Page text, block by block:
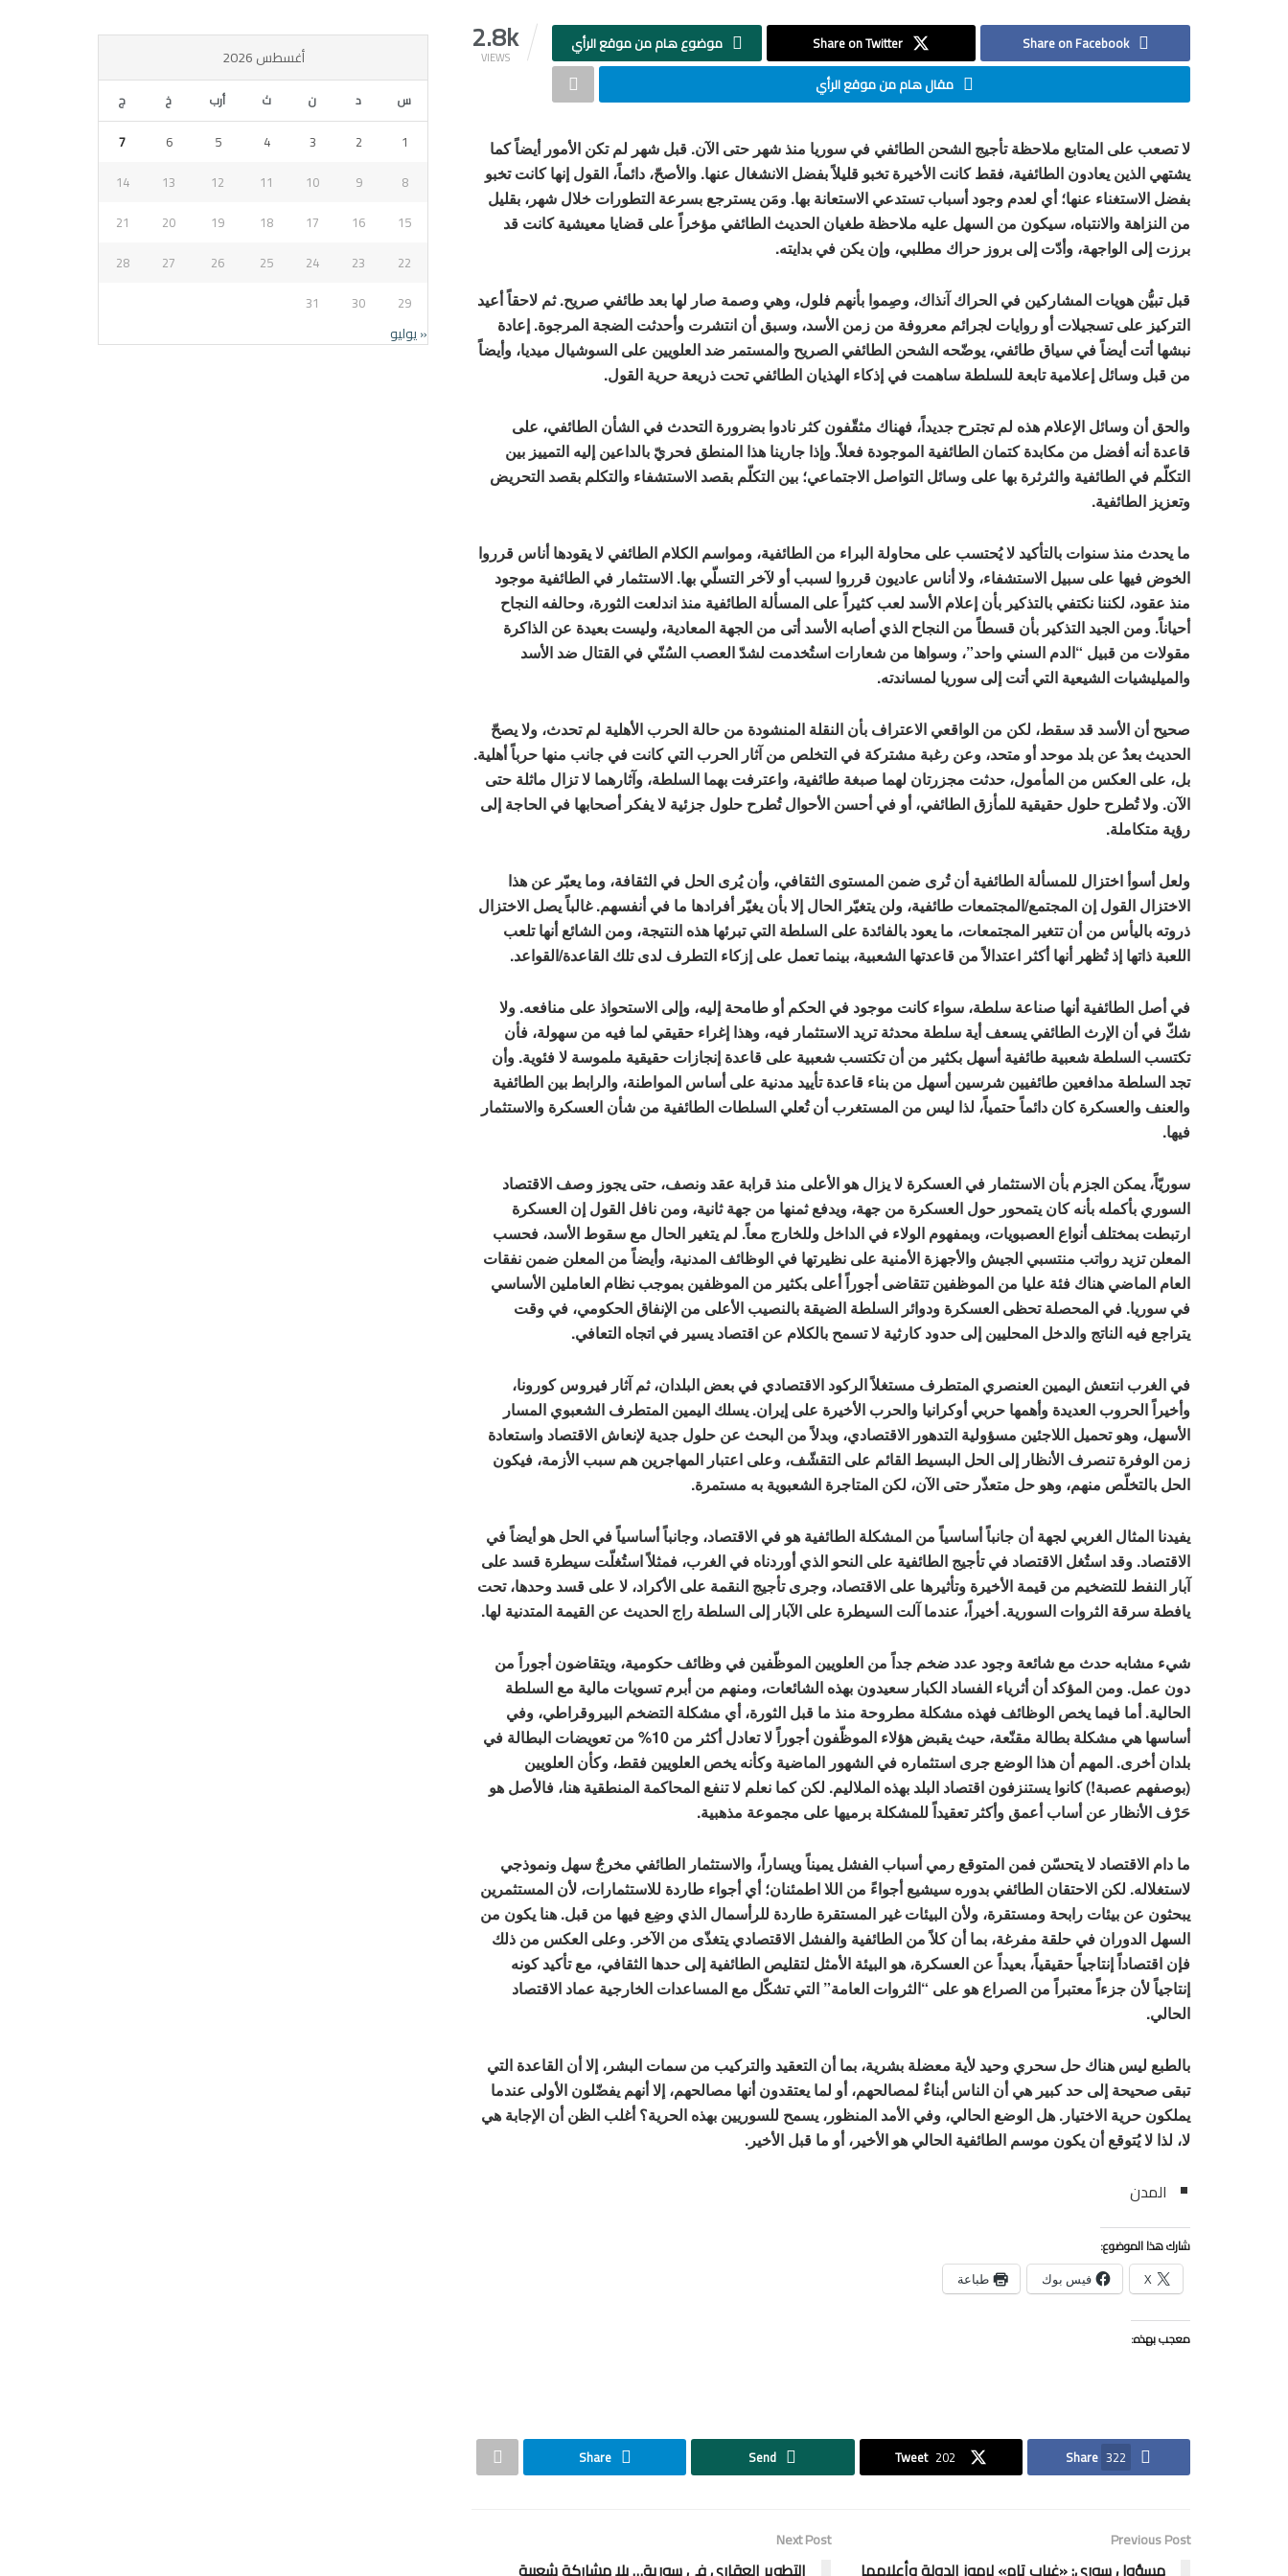
2.8k
VIEWS
Share on Facebook
Share on Twitter
موضوع هام من موقع الرأي
مقال هام من موقع الرأي
لا تصعب على المتابع ملاحظة تأجيج الشحن الطائفي في سوريا منذ شهر حتى الآن. قبل شهر لم تكن الأمور أيضاً كما
يشتهي الذين يعادون الطائفية، فقط كانت الأخيرة تخبو قليلاً بفضل الانشغال عنها. والأصحّ، دائماً، القول إنها كانت تخبو
بفضل الاستغناء عنها؛ أي لعدم وجود أسباب تستدعي الاستعانة بها. ومَن يسترجع بسرعة التطورات خلال شهر، بقليل
من النزاهة والانتباه، سيكون من السهل عليه ملاحظة طغيان الحديث الطائفي مؤخراً على قضايا معيشية كانت قد
برزت إلى الواجهة، وأدّت إلى بروز حراك مطلبي، وإن يكن في بدايته.
قبل تبيُّن هويات المشاركين في الحراك آنذاك، وصِموا بأنهم فلول، وهي وصمة صار لها بعد طائفي صريح. ثم لاحقاً أعيد
التركيز على تسجيلات أو روايات لجرائم معروفة من زمن الأسد، وسبق أن انتشرت وأحدثت الضجة المرجوة. إعادة
نبشها أتت أيضاً في سياق طائفي، يوضّحه الشحن الطائفي الصريح والمستمر ضد العلويين على السوشيال ميديا، وأيضاً
من قبل وسائل إعلامية تابعة للسلطة ساهمت في إذكاء الهذيان الطائفي تحت ذريعة حرية القول.
والحق أن وسائل الإعلام هذه لم تجترح جديداً، فهناك مثقّفون كثر نادوا بضرورة التحدث في الشأن الطائفي، على
قاعدة أنه أفضل من مكابدة كتمان الطائفية الموجودة فعلاً. وإذا جارينا هذا المنطق فحريّ بالداعين إليه التمييز بين
التكلّم في الطائفية والثرثرة بها على وسائل التواصل الاجتماعي؛ بين التكلّم بقصد الاستشفاء والتكلم بقصد التحريض
وتعزيز الطائفية.
ما يحدث منذ سنوات بالتأكيد لا يُحتسب على محاولة البراء من الطائفية، ومواسم الكلام الطائفي لا يقودها أناس قرروا
الخوض فيها على سبيل الاستشفاء، ولا أناس عاديون قرروا لسبب أو لآخر التسلّي بها. الاستثمار في الطائفية موجود
منذ عقود، لكننا نكتفي بالتذكير بأن إعلام الأسد لعب كثيراً على المسألة الطائفية منذ اندلعت الثورة، وحالفه النجاح
أحياناً. ومن الجيد التذكير بأن قسطاً من النجاح الذي أصابه الأسد أتى من الجهة المعادية، وليست بعيدة عن الذاكرة
مقولات من قبيل “الدم السني واحد”، وسواها من شعارات استُخدمت لشدّ العصب السُنّي في القتال ضد الأسد
والميليشيات الشيعية التي أتت إلى سوريا لمساندته.
صحيح أن الأسد قد سقط، لكن من الواقعي الاعتراف بأن النقلة المنشودة من حالة الحرب الأهلية لم تحدث، ولا يصحّ
الحديث بعدُ عن بلد موحد أو متحد، وعن رغبة مشتركة في التخلص من آثار الحرب التي كانت في جانب منها حرباً أهلية.
بل، على العكس من المأمول، حدثت مجزرتان لهما صبغة طائفية، واعترفت بهما السلطة، وآثارهما لا تزال ماثلة حتى
الآن. ولا تُطرح حلول حقيقية للمأزق الطائفي، أو في أحسن الأحوال تُطرح حلول جزئية لا يفكر أصحابها في الحاجة إلى
رؤية متكاملة.
ولعل أسوأ اختزال للمسألة الطائفية أن تُرى ضمن المستوى الثقافي، وأن يُرى الحل في الثقافة، وما يعبّر عن هذا
الاختزال القول إن المجتمع/المجتمعات طائفية، ولن يتغيّر الحال إلا بأن يغيّر أفرادها ما في أنفسهم. غالباً يصل الاختزال
ذروته باليأس من أن تتغير المجتمعات، ما يعود بالفائدة على السلطة التي تبرئها هذه النتيجة، ومن الشائع أنها تلعب
اللعبة ذاتها إذ تُظهر أنها أكثر اعتدالاً من قاعدتها الشعبية، بينما تعمل على إزكاء التطرف لدى تلك القاعدة/القواعد.
في أصل الطائفية أنها صناعة سلطة، سواء كانت موجود في الحكم أو طامحة إليه، وإلى الاستحواذ على منافعه. ولا
شكّ في أن الإرث الطائفي يسعف أية سلطة محدثة تريد الاستثمار فيه، وهذا إغراء حقيقي لما فيه من سهولة، فأن
تكتسب السلطة شعبية طائفية أسهل بكثير من أن تكتسب شعبية على قاعدة إنجازات حقيقية ملموسة لا فئوية. وأن
تجد السلطة مدافعين طائفيين شرسين أسهل من بناء قاعدة تأييد مدنية على أساس المواطنة، والرابط بين الطائفية
والعنف والعسكرة كان دائماً حتمياً، لذا ليس من المستغرب أن تُعلي السلطات الطائفية من شأن العسكرة والاستثمار
فيها.
سوريّاً، يمكن الجزم بأن الاستثمار في العسكرة لا يزال هو الأعلى منذ قرابة عقد ونصف، حتى يجوز وصف الاقتصاد
السوري بأكمله بأنه كان يتمحور حول العسكرة من جهة، ويدفع ثمنها من جهة ثانية، ومن نافل القول إن العسكرة
ارتبطت بمختلف أنواع العصبويات، وبمفهوم الولاء في الداخل وللخارج معاً. لم يتغير الحال مع سقوط الأسد، فحسب
المعلن تزيد رواتب منتسبي الجيش والأجهزة الأمنية على نظيرتها في الوظائف المدنية، وأيضاً من المعلن ضمن نفقات
العام الماضي هناك فئة عليا من الموظفين تتقاضى أجوراً أعلى بكثير من الموظفين بموجب نظام العاملين الأساسي
في سوريا. في المحصلة تحظى العسكرة ودوائر السلطة الضيقة بالنصيب الأعلى من الإنفاق الحكومي، في وقت
يتراجع فيه الناتج والدخل المحليين إلى حدود كارثية لا تسمح بالكلام عن اقتصاد يسير في اتجاه التعافي.
في الغرب انتعش اليمين العنصري المتطرف مستغلاً الركود الاقتصادي في بعض البلدان، ثم آثار فيروس كورونا،
وأخيراً الحروب العديدة وأهمها حربي أوكرانيا والحرب الأخيرة على إيران. يسلك اليمين المتطرف الشعبوي المسار
الأسهل، وهو تحميل اللاجئين مسؤولية التدهور الاقتصادي، وبدلاً من البحث عن حلول جدية لإنعاش الاقتصاد واستعادة
زمن الوفرة تنصرف الأنظار إلى الحل البسيط القائم على التقشّف، وعلى اعتبار المهاجرين هم سبب الأزمة، فيكون
الحل بالتخلّص منهم، وهو حل متعذّر حتى الآن، لكن المتاجرة الشعبوية به مستمرة.
يفيدنا المثال الغربي لجهة أن جانباً أساسياً من المشكلة الطائفية هو في الاقتصاد، وجانباً أساسياً في الحل هو أيضاً في
الاقتصاد. وقد استُغل الاقتصاد في تأجيج الطائفية على النحو الذي أوردناه في الغرب، فمثلاً استُغلّت سيطرة قسد على
آبار النفط للتضخيم من قيمة الأخيرة وتأثيرها على الاقتصاد، وجرى تأجيج النقمة على الأكراد، لا على قسد وحدها، تحت
يافطة سرقة الثروات السورية. أخيراً، عندما آلت السيطرة على الآبار إلى السلطة راج الحديث عن القيمة المتدنية لها.
شيء مشابه حدث مع شائعة وجود عدد ضخم جداً من العلويين الموظّفين في وظائف حكومية، ويتقاضون أجوراً من
دون عمل. ومن المؤكد أن أثرياء الفساد الكبار سعيدون بهذه الشائعات، ومنهم من أبرم تسويات مالية مع السلطة
الحالية. أما فيما يخص الوظائف فهذه مشكلة مطروحة منذ ما قبل الثورة، أي مشكلة التضخم البيروقراطي، وفي
أساسها هي مشكلة بطالة مقنّعة، حيث يقبض هؤلاء الموظّفون أجوراً لا تعادل أكثر من 10% من تعويضات البطالة في
بلدان أخرى. المهم أن هذا الوضع جرى استثماره في الشهور الماضية وكأنه يخص العلويين فقط، وكأن العلويين
(بوصفهم عصبة!) كانوا يستنزفون اقتصاد البلد بهذه الملاليم. لكن كما نعلم لا تنفع المحاكمة المنطقية هنا، فالأصل هو
حَرْف الأنظار عن أساب أعمق وأكثر تعقيداً للمشكلة برميها على مجموعة مذهبية.
ما دام الاقتصاد لا يتحسّن فمن المتوقع رمي أسباب الفشل يميناً ويساراً، والاستثمار الطائفي مخرجٌ سهل ونموذجي
لاستغلاله. لكن الاحتقان الطائفي بدوره سيشيع أجواءً من اللا اطمئنان؛ أي أجواء طاردة للاستثمارات، لأن المستثمرين
يبحثون عن بيئات رابحة ومستقرة، ولأن البيئات غير المستقرة طاردة للرأسمال الذي وضِع فيها من قبل. هنا يكون من
السهل الدوران في حلقة مفرغة، بما أن كلاً من الطائفية والفشل الاقتصادي يتغذّى من الآخر. وعلى العكس من ذلك
فإن اقتصاداً إنتاجياً حقيقياً، بعيداً عن العسكرة، هو البيئة الأمثل لتقليص الطائفية إلى حدها الثقافي، مع تأكيد كونه
إنتاجياً لأن جزءاً معتبراً من الصراع هو على “الثروات العامة” التي تشكّل مع المساعدات الخارجية عماد الاقتصاد
الحالي.
بالطبع ليس هناك حل سحري وحيد لأية معضلة بشرية، بما أن التعقيد والتركيب من سمات البشر، إلا أن القاعدة التي
تبقى صحيحة إلى حد كبير هي أن الناس أبناءٌ لمصالحهم، أو لما يعتقدون أنها مصالحهم، إلا أنهم يفضّلون الأولى عندما
يملكون حرية الاختيار. هل الوضع الحالي، وفي الأمد المنظور، يسمح للسوريين بهذه الحرية؟ أغلب الظن أن الإجابة هي
لا، لذا لا يُتوقع أن يكون موسم الطائفية الحالي هو الأخير، أو ما قبل الأخير.
المدن
شارك هذا الموضوع:
X فيس بوك طباعة
معجب بهذه:
Share 322
Tweet 202
Send
Share
Previous Post
مسؤول سوري: «غياب تام» لرموز الدولة وأعلامها
Next Post
التطوير العقاري في سورية… بلا مشاركة شعبية
أغسطس 2026
س د ن ث أرب خ ج
1
2
3
4
5
6
7
8
9
10
11
12
13
14
15
16
17
18
19
20
21
22
23
24
25
26
27
28
29
30
31
« يوليو